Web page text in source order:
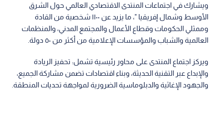
ويشارك في اجتماعات المنتدى الاقتصادي العالمي حول الشرق
الأوسط وشمال إفريقيا "، ما يزيد عن ١١٠٠ شخصية من القادة
وممثلي الحكومات وقطاع الأعمال والمجتمع المدني، والمنظمات
العالمية والشباب والمؤسسات الإعلامية من أكثر من ٥٠ دولة.
ويركز اجتماع المنتدى على محاور رئيسية تشمل: تحفيز الريادة
والإبداع عبر التقنية الحديثة، وبناء اقتصادات تضمن مشاركة الجميع،
والجهود الإغاثية والدبلوماسية الضرورية لمواجهة تحديات المنطقة.